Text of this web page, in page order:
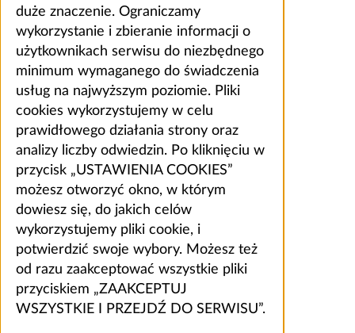
duże znaczenie. Ograniczamy
wykorzystanie i zbieranie informacji o
użytkownikach serwisu do niezbędnego
minimum wymaganego do świadczenia
usług na najwyższym poziomie. Pliki
cookies wykorzystujemy w celu
prawidłowego działania strony oraz
analizy liczby odwiedzin. Po kliknięciu w
przycisk „USTAWIENIA COOKIES”
możesz otworzyć okno, w którym
dowiesz się, do jakich celów
wykorzystujemy pliki cookie, i
potwierdzić swoje wybory. Możesz też
od razu zaakceptować wszystkie pliki
przyciskiem „ZAAKCEPTUJ
WSZYSTKIE I PRZEJDŹ DO SERWISU”.